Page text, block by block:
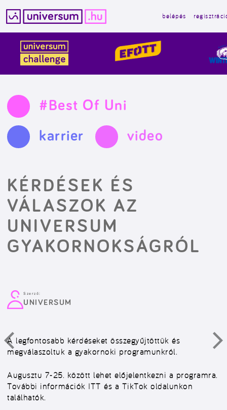
tartalomba
belépés
#Best Of Uni
karrier
video
KÉRDÉSEK ÉS
VÁLASZOK AZ
UNIVERSUM
GYAKORNOKSÁGRÓL
Szerző:
UNIVERSUM
A legfontosabb kérdéseket összegyűjtöttük és
megválaszoltuk a gyakornoki programunkról.
Augusztu 7-25. között lehet előjelentkezni a programra.
További információk ITT és a TikTok oldalunkon
találhatók.